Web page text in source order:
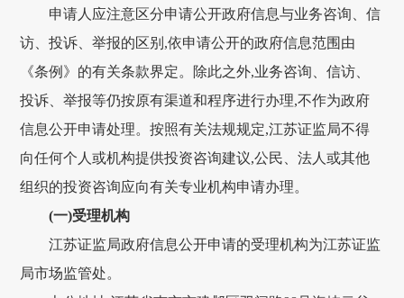
申请人应注意区分申请公开政府信息与业务咨询、信
访、投诉、举报的区别,依申请公开的政府信息范围由
《条例》的有关条款界定。除此之外,业务咨询、信访、
投诉、举报等仍按原有渠道和程序进行办理,不作为政府
信息公开申请处理。按照有关法规规定,江苏证监局不得
向任何个人或机构提供投资咨询建议,公民、法人或其他
组织的投资咨询应向有关专业机构申请办理。
(一)受理机构
江苏证监局政府信息公开申请的受理机构为江苏证监
局市场监管处。